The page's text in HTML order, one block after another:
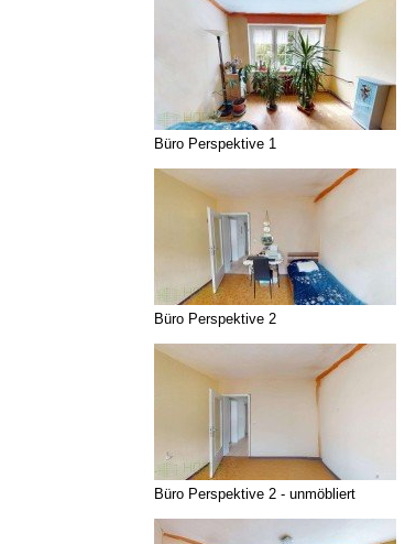
Büro Perspektive 1
Büro Perspektive 2
Büro Perspektive 2 - unmöbliert